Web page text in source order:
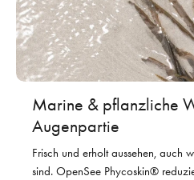
Marine & pflanzliche
Augenpartie
Frisch und erholt aussehen, auch
sind. OpenSee Phycoskin®